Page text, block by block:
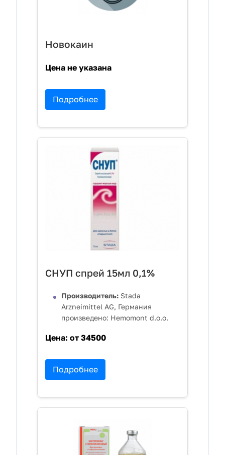
Новокаин
Цена не указана
Подробнее
СНУП спрей 15мл 0,1%
Производитель: Stada
Arzneimittel AG, Германия
произведено: Hemomont d.o.o.
Цена: от 34500
Подробнее